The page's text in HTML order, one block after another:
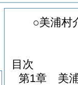
○美浦村
目次
第1章
美